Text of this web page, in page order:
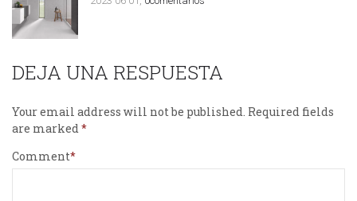
DEJA UNA RESPUESTA
Your email address will not be published. Required fields
are marked
Comment